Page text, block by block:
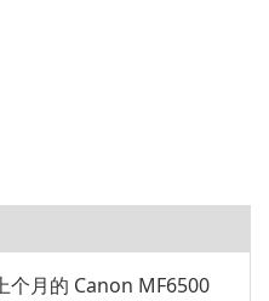
个月的 Canon MF6500